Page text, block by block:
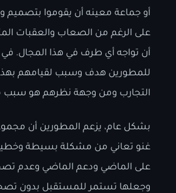
أو جماعة معينه أن يقوموا بتصميم
على الرغم من الصعاب والعقبات
أن تواجه أي طرف في هذا المجال. في
للمطورين هدف وسبب لقيامهم
التجارب ومن وجهة نظرهم هو سبب
بشكل عام، يزعم المطورين أن
غنو تعاني من مشكلة بسيطة
على الماضي ودعم الماضي وعدم
وجعلها تستمر للمستقبل بدون